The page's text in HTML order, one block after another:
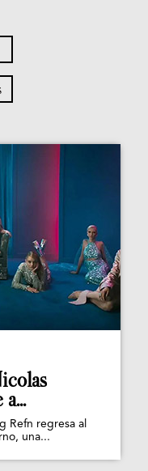
Refn regresa al
una...